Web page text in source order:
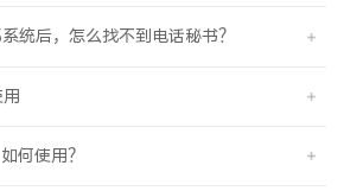
统后，怎么找不到电话秘书？
何使用？